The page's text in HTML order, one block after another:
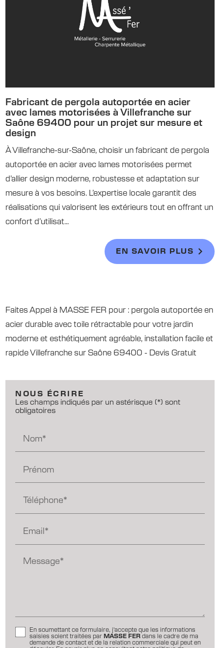
Fabricant de pergola autoportée en acier
avec lames motorisées à Villefranche sur
Saône 69400 pour un projet sur mesure et
design
À Villefranche-sur-Saône, choisir un fabricant de pergola
autoportée en acier avec lames motorisées permet
d’allier design moderne, robustesse et adaptation sur
mesure à vos besoins. L’expertise locale garantit des
réalisations qui valorisent les extérieurs tout en offrant un
confort d’utilisat...
EN SAVOIR PLUS
Faites Appel à MASSE FER pour : pergola autoportée en
acier durable avec toile rétractable pour votre jardin
moderne et esthétiquement agréable, installation facile et
rapide Villefranche sur Saône 69400 - Devis Gratuit
NOUS ÉCRIRE
Les champs indiqués par un astérisque (*) sont
obligatoires
Nom*
Prénom
Téléphone*
Email*
Message*
En soumettant ce formulaire, j'accepte que les informations
saisies soient traitées par MASSE FER dans le cadre de ma
demande de contact et de la relation commerciale qui peut en